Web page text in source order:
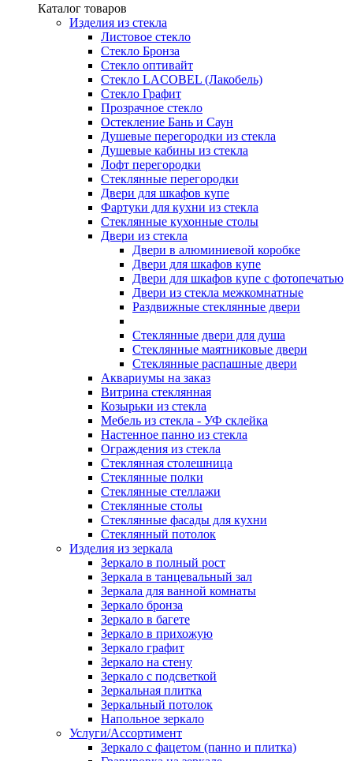
Каталог товаров
Изделия из стекла
Листовое стекло
Стекло Бронза
Стекло оптивайт
Стекло LACOBEL (Лакобель)
Стекло Графит
Прозрачное стекло
Остекление Бань и Саун
Душевые перегородки из стекла
Душевые кабины из стекла
Лофт перегородки
Стеклянные перегородки
Двери для шкафов купе
Фартуки для кухни из стекла
Стеклянные кухонные столы
Двери из стекла
Двери в алюминиевой коробке
Двери для шкафов купе
Двери для шкафов купе с фотопечатью
Двери из стекла межкомнатные
Раздвижные стеклянные двери
Стеклянные двери для душа
Стеклянные маятниковые двери
Стеклянные распашные двери
Аквариумы на заказ
Витрина стеклянная
Козырьки из стекла
Мебель из стекла - УФ склейка
Настенное панно из стекла
Ограждения из стекла
Стеклянная столешница
Стеклянные полки
Стеклянные стеллажи
Стеклянные столы
Стеклянные фасады для кухни
Стеклянный потолок
Изделия из зеркала
Зеркало в полный рост
Зеркала в танцевальный зал
Зеркала для ванной комнаты
Зеркало бронза
Зеркало в багете
Зеркало в прихожую
Зеркало графит
Зеркало на стену
Зеркало с подсветкой
Зеркальная плитка
Зеркальный потолок
Напольное зеркало
Услуги/Ассортимент
Зеркало с фацетом (панно и плитка)